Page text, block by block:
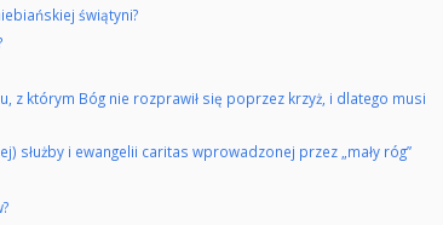
świątyni?
z którym Bóg nie rozprawił się poprzez krzyż, i dlatego musi
służby i ewangelii caritas wprowadzonej przez „mały róg”